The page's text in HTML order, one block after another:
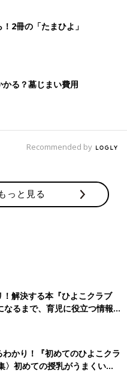
プを持たせてうがいにチャ
いは、実は唇・あご・頰・
、子どもにとってはなかな
で約75％の子どもができる
ような手順で教えてあげる
ーっ」と出す
じて、口の中に水をためて
らまし、左右に移動してほ
りに移してクチュクチュす
に入れて唇を閉じることが
肉を使います。上のプロセ
っこう難しくてできない子
閉じてないと空気がもれる
クしましょう。
を入れて練習します。口に
なって慣れてきたら、口全
ュしましょう。
音の練習にも
2冊の「たまひよ」
る？墓じまい費用
Recommended by
っと見る
解決する本『ひよこクラブ
るまで、育児に役立つ情報が
かり！『初めてのひよこクラ
〉初めての授乳がうまくい
基本と夏のトラブル 解決テ